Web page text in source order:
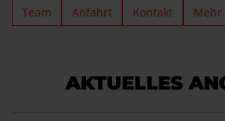
Team Anfahrt Kontakt Mehr
AKTUELLES